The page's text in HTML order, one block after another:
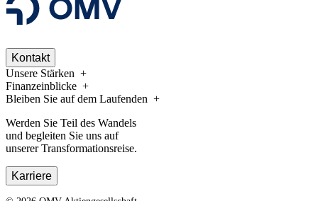
Kontakt
Unsere Stärken
Finanzeinblicke
Bleiben Sie auf dem Laufenden
Werden Sie Teil des Wandels
und begleiten Sie uns auf
unserer Transformationsreise.
Karriere